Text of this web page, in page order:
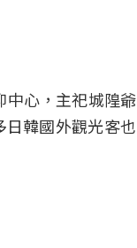
中心，主祀城隍爺
韓國外觀光客也